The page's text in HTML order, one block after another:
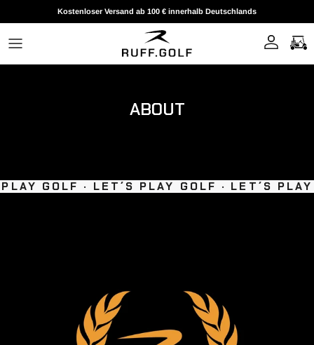
Direkt zum InhaltKostenloser Versand ab 100 € innerhalb Deutschlands
ABOUT
GOLF · LET´S PLAY GOLF · LET´S PLAY